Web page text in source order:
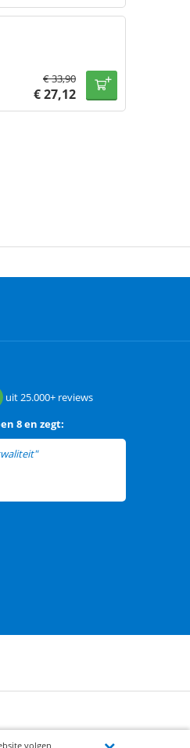
€33,90
€27,12
uit25.000+ reviews
8 en zegt:
volgen,